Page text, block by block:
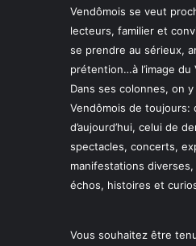
Vendômois se veut
lecteurs, familier et
se prendre au sérieux,
prétention…à l’image du
Dans ses colonnes, on
Vendômois de toujours:
d’aujourd’hui, celui de
spectacles, concerts,
manifestations
échos, histoires et
Vous souhaitez être